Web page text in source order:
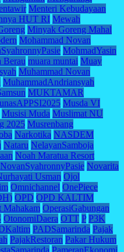
Menteri Kebudayaan
HUT RI Mewah
Minyak Goreng Mahal
Mohammad Novan
MohmadYasin
Berau muara muntai Muay
Muhammad Novan
MuhammadAndriansyah
MUKTAMAR
Musda VI
Musisi Muda Muslimat NU
2025 Musrenbang
Narkotika NASDEM
Nataru NelayanSamboja
Noah Maratua Resort
NovanSyahronnyPasie Novarita
Usman Ojol
Omnichannel OnePiece
OPD OPD KALTIM
Mahakam OperasiGabungan
OtonomiDaera OTT P P3K
PADSamarinda Pajak
PajakRestoran Pakar Hukum
PameranEkonomi